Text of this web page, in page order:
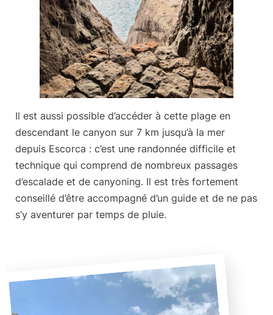
Il est aussi possible d’accéder à cette plage en
descendant le canyon sur 7 km jusqu’à la mer
depuis Escorca : c’est une randonnée difficile et
technique qui comprend de nombreux passages
d’escalade et de canyoning. Il est très fortement
conseillé d’être accompagné d’un guide et de ne pas
s’y aventurer par temps de pluie.